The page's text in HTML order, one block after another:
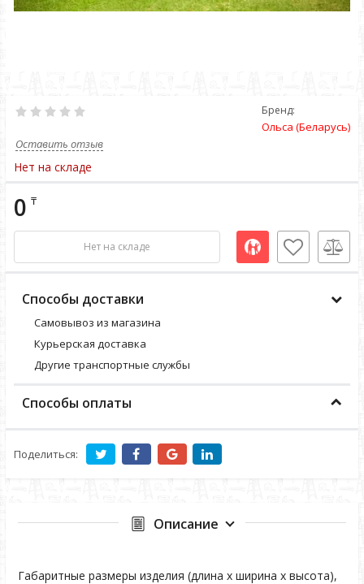
Бренд:
Ольса (Беларусь)
Оставить отзыв
Нет на складе
0 ₸
Нет на складе
Способы доставки
Самовывоз из магазина
Курьерская доставка
Другие транспортные службы
Способы оплаты
Поделиться:
Описание
Габаритные размеры изделия (длина х ширина х высота),